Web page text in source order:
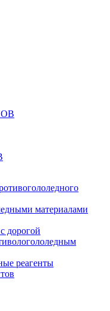
материалами
дорогой
реагенты